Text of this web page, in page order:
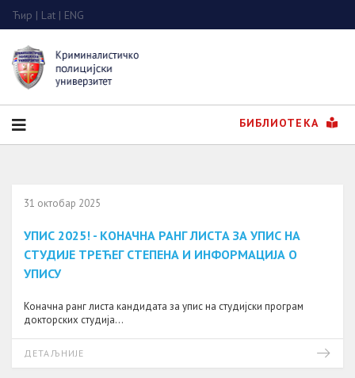
Ћир | Lat | ENG
БИБЛИОТЕКА
31 октобар 2025
УПИС 2025! - КОНАЧНА РАНГ ЛИСТА ЗА УПИС НА
СТУДИЈЕ ТРЕЋЕГ СТЕПЕНА И ИНФОРМАЦИЈА О
УПИСУ
Коначна ранг листа кандидата за упис на студијски програм
докторских студија...
ДЕТАЉНИЈЕ